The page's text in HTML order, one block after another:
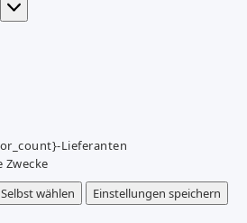
Lieferanten
Zwecke
Selbst wählen
Einstellungen speichern